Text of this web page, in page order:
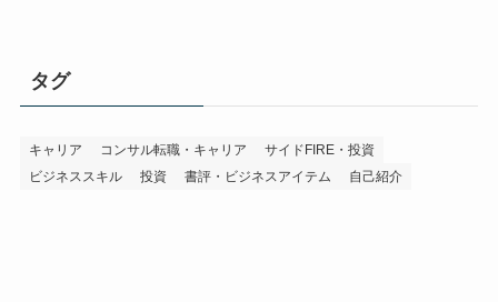
タグ
キャリア コンサル転職・キャリア
サイドFIRE・投資
ビジネススキル
投資 書評・ビジネスアイテム 自己紹介